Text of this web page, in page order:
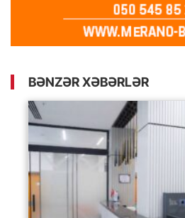
BƏNZƏR XƏBƏRLƏR